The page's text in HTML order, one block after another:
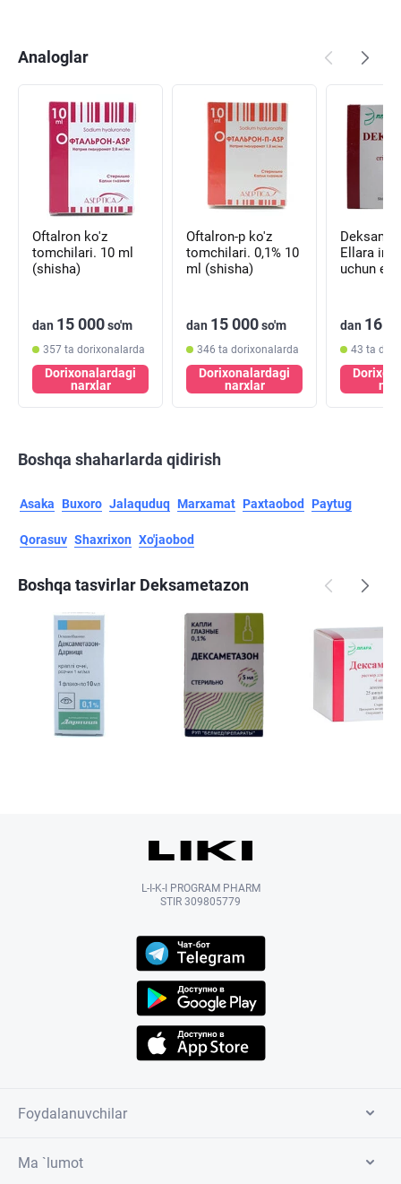
Analoglar
Oftalron ko'z
tomchilari. 10 ml
(shisha)
dan 15 000so'm
357 ta dorixonalarda
Dorixonalardagi
narxlar
Oftalron-p ko'z
tomchilari. 0,1% 10
ml (shisha)
dan 15 000so'm
346 ta dorixonalarda
Dorixonalardagi
narxlar
Ellara
uchun
dan 16
43 ta
Boshqa shaharlarda qidirish
Asaka Buxoro Jalaquduq Marxamat Paxtaobod Paytug
Qorasuv Shaxrixon Xo'jaobod
Boshqa tasvirlar Deksametazon
L-I-K-I PROGRAM PHARM
STIR 309805779
Foydalanuvchilar
Ma `lumot